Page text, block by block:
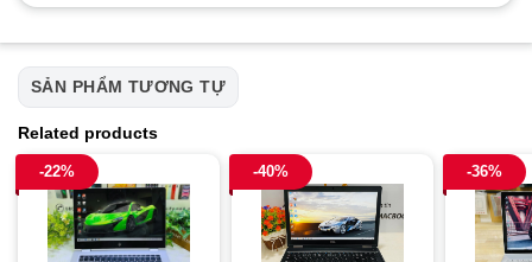
SẢN PHẨM TƯƠNG TỰ
Related products
-22% -40% -36%